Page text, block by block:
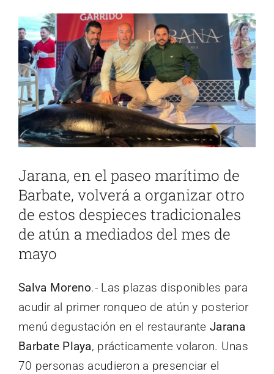
Ver
imagen
más
grande
Jarana, en el paseo marítimo de
Barbate, volverá a organizar otro
de estos despieces tradicionales
de atún a mediados del mes de
mayo
Salva Moreno.- Las plazas disponibles para
acudir al primer ronqueo de atún y posterior
menú degustación en el restaurante Jarana
Barbate Playa, prácticamente volaron. Unas
70 personas acudieron a presenciar el